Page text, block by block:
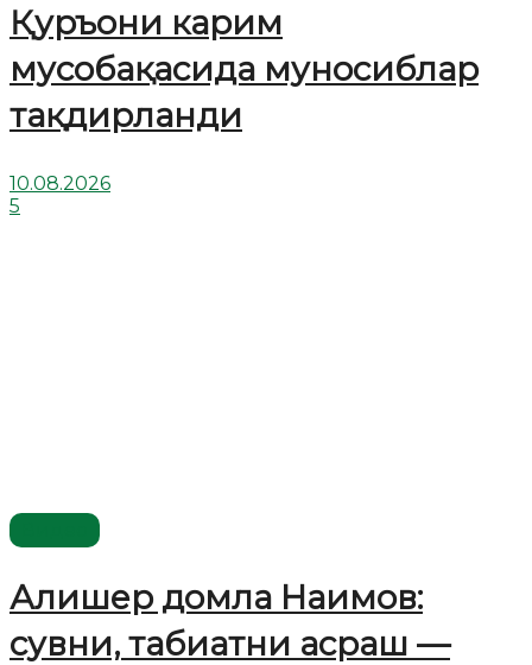
Қуръони карим
мусобақасида муносиблар
тақдирланди
10.08.2026
5
Алишер домла Наимов:
сувни, табиатни асраш —